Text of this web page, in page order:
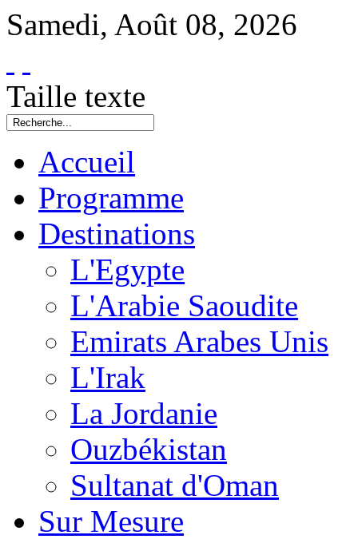
Samedi, Août 08, 2026
Taille texte
Accueil
Programme
Destinations
L'Egypte
L'Arabie Saoudite
Emirats Arabes Unis
L'Irak
La Jordanie
Ouzbékistan
Sultanat d'Oman
Sur Mesure